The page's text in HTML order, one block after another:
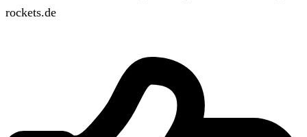
rockets.de